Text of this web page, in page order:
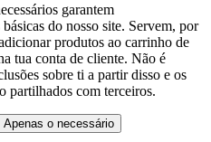
garantem
do nosso site. Servem, por
produtos ao carrinho de
tua conta de cliente. Não é
sobre ti a partir disso e os
partilhados com terceiros.
Apenas o necessário